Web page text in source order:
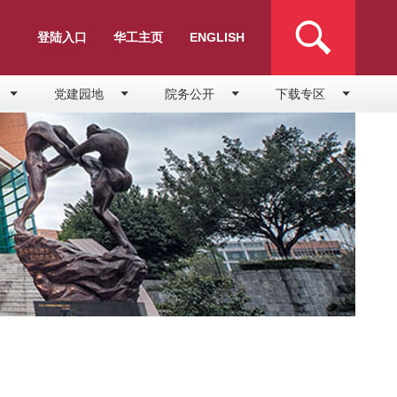
搜索
登陆入口 华工主页 ENGLISH
党建园地 院务公开 下载专区